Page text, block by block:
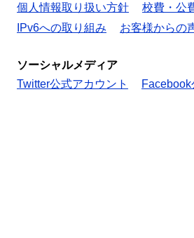
個人情報取り扱い方針
校費・公
IPv6への取り組み
お客様からの
ソーシャルメディア
Twitter公式アカウント